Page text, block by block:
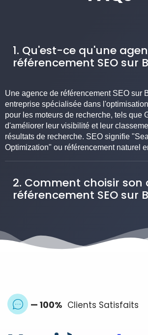
1. Qu'est-ce qu'une
référencement SEO sur
Une agence de référencement SEO sur
entreprise spécialisée dans
pour les moteurs de recherche, tels que
d'améliorer leur visibilité et leur
résultats de recherche. SEO signifie
Optimization" ou référencement naturel
2. Comment choisir son
référencement SEO sur
— 100% Clients Satisfaits